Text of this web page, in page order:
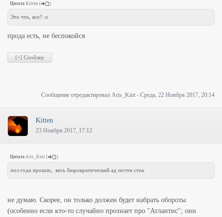
Цитата Kitten ( )
Это что, все? :o
прода есть, не беспокойся
Сообщение отредактировал Aris_Kint - Среда, 22 Ноября 2017, 20:14
Kitten
23 Ноября 2017, 17:12
Цитата Aris_Kint ( )
пол года прошло, весь бюрократический ад почти стих
не думаю. Скорее, он только должен будет набрать обороты
(особенно если кто-то случайно прознает про "Атлантис"; они